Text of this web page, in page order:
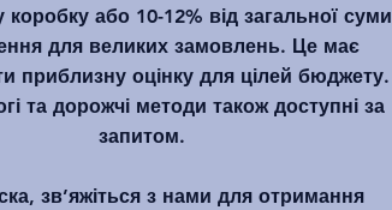
коробку або 10-12% від загальної суми
для великих замовлень. Це має
приблизну оцінку для цілей бюджету.
та дорожчі методи також доступні за
запитом.
зв’яжіться з нами для отримання